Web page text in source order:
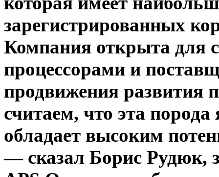
зарегистрированных
Компания открыта для
процессорами и
продвижения развития
считаем, что эта
обладает высоким
— сказал Борис Рудюк,